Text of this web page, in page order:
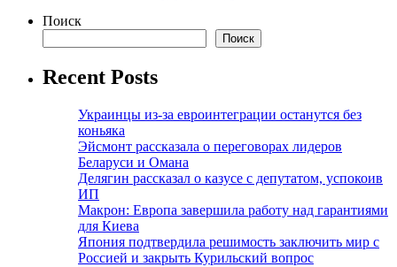
Поиск
Поиск
Recent Posts
Украинцы из-за евроинтеграции останутся без
коньяка
Эйсмонт рассказала о переговорах лидеров
Беларуси и Омана
Делягин рассказал о казусе с депутатом, успокоив
ИП
Макрон: Европа завершила работу над гарантиями
для Киева
Япония подтвердила решимость заключить мир с
Россией и закрыть Курильский вопрос